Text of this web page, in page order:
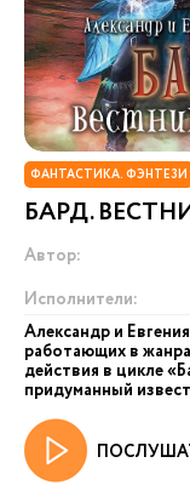
ФАНТАСТИКА. ФЭНТЕЗИ
БАРД.
Автор:
Исполнители:
Александр и
работающих в
действия в цикле
придуманный